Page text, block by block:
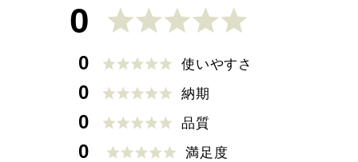
0
0 使いやすさ
0 納期
0 品質
0 満足度